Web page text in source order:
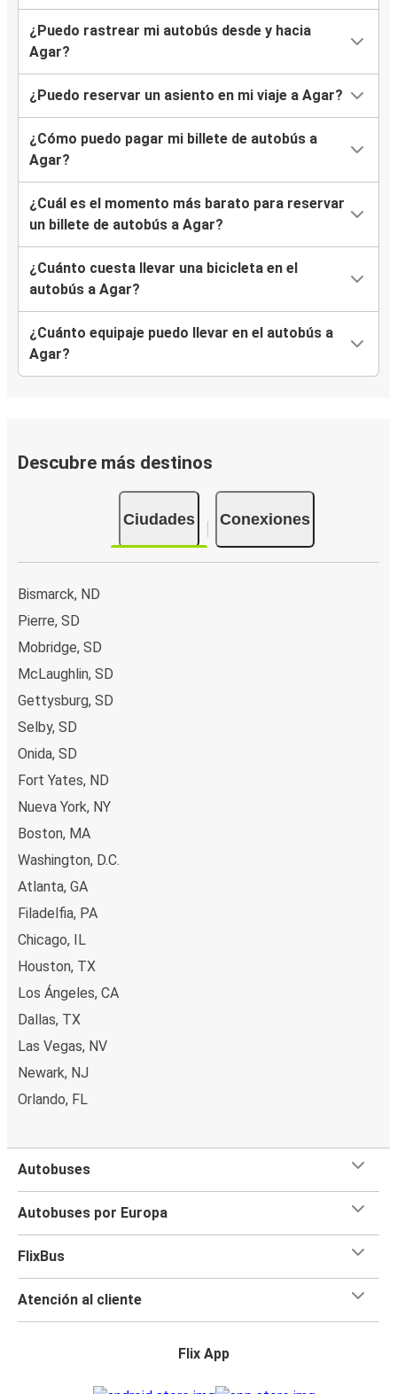
¿Puedo rastrear mi autobús desde y hacia
Agar?
¿Puedo reservar un asiento en mi viaje a Agar?
¿Cómo puedo pagar mi billete de autobús a
Agar?
¿Cuál es el momento más barato para reservar
un billete de autobús a Agar?
¿Cuánto cuesta llevar una bicicleta en el
autobús a Agar?
¿Cuánto equipaje puedo llevar en el autobús a
Agar?
Descubre más destinos
Ciudades Conexiones
Bismarck, ND
Pierre, SD
Mobridge, SD
McLaughlin, SD
Gettysburg, SD
Selby, SD
Onida, SD
Fort Yates, ND
Nueva York, NY
Boston, MA
Washington, D.C.
Atlanta, GA
Filadelfia, PA
Chicago, IL
Houston, TX
Los Ángeles, CA
Dallas, TX
Las Vegas, NV
Newark, NJ
Orlando, FL
Autobuses
Autobuses por Europa
FlixBus
Atención al cliente
Flix App